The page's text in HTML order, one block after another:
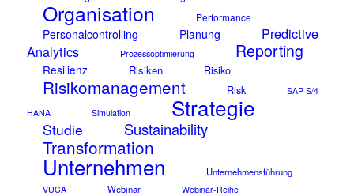
Organisation Performance
Personalcontrolling Planung
Predictive
Analytics
Prozessoptimierung Reporting
Resilienz Risiken Risiko
Risikomanagement Risk
SAP S/4
HANA
Simulation Strategie
Studie Sustainability
Transformation
Unternehmen Unternehmensführung
VUCA Webinar Webinar-Reihe